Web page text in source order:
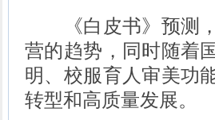
《白皮书》预测，
营的趋势，同时随着
明、校服育人审美功
转型和高质量发展。